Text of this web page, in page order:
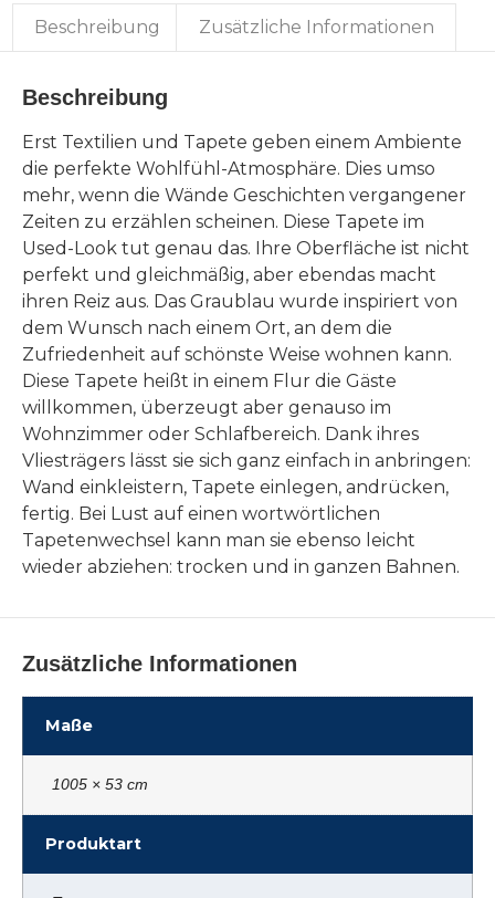
Beschreibung Zusätzliche Informationen
Beschreibung
Erst Textilien und Tapete geben einem Ambiente
die perfekte Wohlfühl-Atmosphäre. Dies umso
mehr, wenn die Wände Geschichten vergangener
Zeiten zu erzählen scheinen. Diese Tapete im
Used-Look tut genau das. Ihre Oberfläche ist nicht
perfekt und gleichmäßig, aber ebendas macht
ihren Reiz aus. Das Graublau wurde inspiriert von
dem Wunsch nach einem Ort, an dem die
Zufriedenheit auf schönste Weise wohnen kann.
Diese Tapete heißt in einem Flur die Gäste
willkommen, überzeugt aber genauso im
Wohnzimmer oder Schlafbereich. Dank ihres
Vliesträgers lässt sie sich ganz einfach in anbringen:
Wand einkleistern, Tapete einlegen, andrücken,
fertig. Bei Lust auf einen wortwörtlichen
Tapetenwechsel kann man sie ebenso leicht
wieder abziehen: trocken und in ganzen Bahnen.
Zusätzliche Informationen
Maße
1005 × 53 cm
Produktart